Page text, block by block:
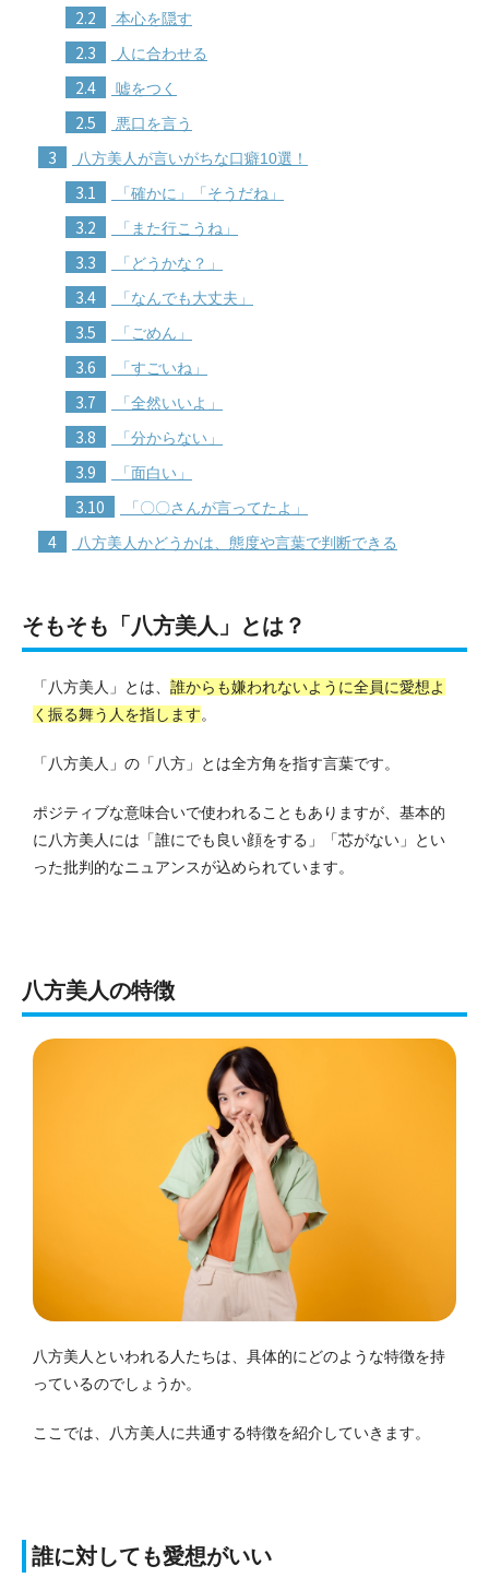
2.2 本心を隠す
2.3 人に合わせる
2.4 嘘をつく
2.5 悪口を言う
3 八方美人が言いがちな口癖10選！
3.1 「確かに」「そうだね」
3.2 「また行こうね」
3.3 「どうかな？」
3.4 「なんでも大丈夫」
3.5 「ごめん」
3.6 「すごいね」
3.7 「全然いいよ」
3.8 「分からない」
3.9 「面白い」
3.10 「〇〇さんが言ってたよ」
4 八方美人かどうかは、態度や言葉で判断できる
そもそも「八方美人」とは？
「八方美人」とは、 誰からも嫌われないように全員に愛想よ
く振る舞う人を指します。
「八方美人」の「八方」とは全方角を指す言葉です。
ポジティブな意味合いで使われることもありますが、基本的
に八方美人には「誰にでも良い顔をする」「芯がない」とい
った批判的なニュアンスが込められています。
八方美人の特徴
八方美人といわれる人たちは、具体的にどのような特徴を持
っているのでしょうか。
ここでは、八方美人に共通する特徴を紹介していきます。
誰に対しても愛想がいい